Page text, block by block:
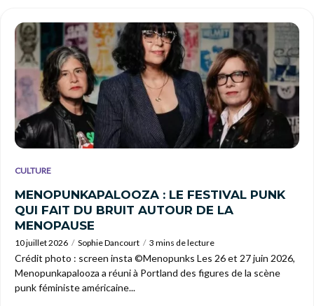
CULTURE
MENOPUNKAPALOOZA : LE FESTIVAL PUNK
QUI FAIT DU BRUIT AUTOUR DE LA
MENOPAUSE
10 juillet 2026 Sophie Dancourt 3 mins de lecture
Crédit photo : screen insta ©Menopunks Les 26 et 27 juin 2026,
Menopunkapalooza a réuni à Portland des figures de la scène
punk féministe américaine...